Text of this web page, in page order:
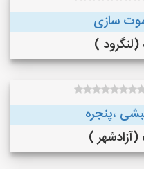
سازی
،پنجره